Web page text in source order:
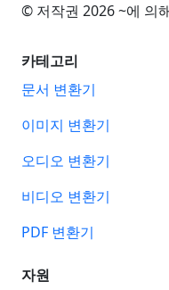
© 저작권 2026 ~에 의
카테고리
문서 변환기
이미지 변환기
오디오 변환기
비디오 변환기
PDF 변환기
자원